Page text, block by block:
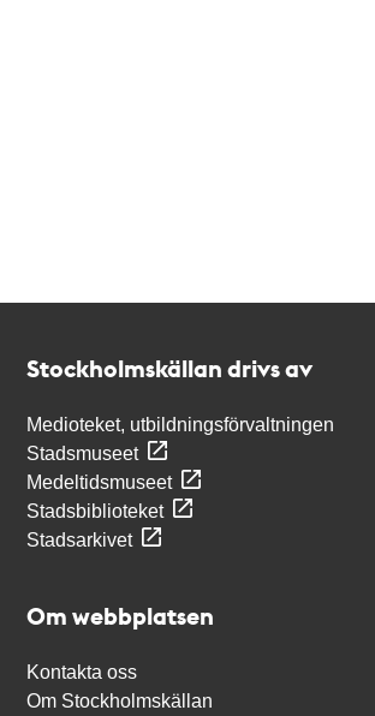
Stockholmskällan drivs av
Medioteket, utbildningsförvaltningen
Stadsmuseet
Medeltidsmuseet
Stadsbiblioteket
Stadsarkivet
Om webbplatsen
Kontakta oss
Om Stockholmskällan